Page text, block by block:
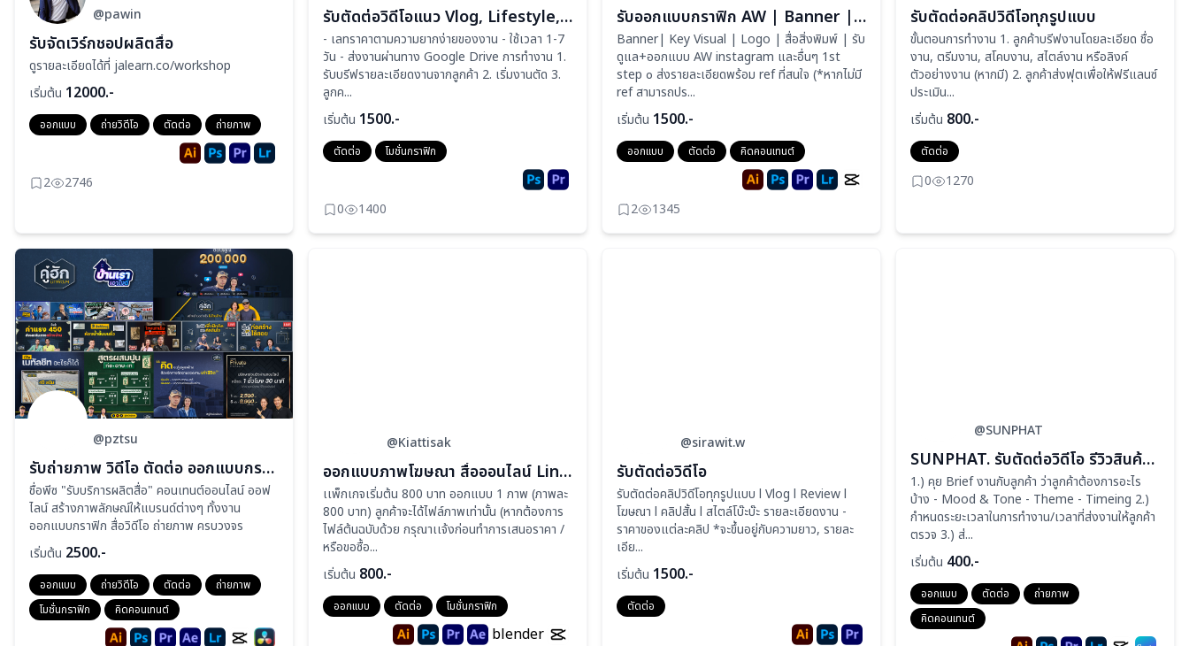
@pawin
รับจัดเวิร์กชอปผลิตสื่อ
ดูรายละเอียดได้ที่ jalearn.co/workshop
เริ่มต้น 12000.-
ออกแบบ ถ่ายวิดีโอ ตัดต่อ ถ่ายภาพ
2 2746
รับตัดต่อวิดีโอแนว Vlog, Lifestyle, Interview, Tiktok/Reels
- เลทราคาตามความยากง่ายของงาน - ใช้เวลา 1-7
วัน - ส่งงานผ่านทาง Google Drive การทำงาน 1.
รับบรีฟรายละเอียดงานจากลูกค้า 2. เริ่มงานตัด 3.
ลูกค...
เริ่มต้น 1500.-
ตัดต่อ โมชั่นกราฟิก
0 1400
รับออกแบบกราฟิก AW | Banner | สื่อสิ่งพิมพ์ | Key Visual
Banner| Key Visual | Logo | สื่อสิ่งพิมพ์ | รับ
ดูแล+ออกแบบ AW instagram และอื่นๆ 1st
step ๐ ส่งรายละเอียดพร้อม ref ที่สนใจ (*หากไม่มี
ref สามารถปร...
เริ่มต้น 1500.-
ออกแบบ ตัดต่อ คิดคอนเทนต์
2 1345
รับตัดต่อคลิปวิดีโอทุกรูปแบบ
ขั้นตอนการทำงาน 1. ลูกค้าบรีฟงานโดยละเอียด ชื่อ
งาน, ตรีมงาน, สโคบงาน, สไตล์งาน หรือลิงค์
ตัวอย่างงาน (หากมี) 2. ลูกค้าส่งฟุตเพื่อให้ฟรีแลนซ์
ประเมิน...
เริ่มต้น 800.-
ตัดต่อ
0 1270
@pztsu
รับถ่ายภาพ วิดีโอ ตัดต่อ ออกแบบกราฟิก
ชื่อพีซ "รับบริการผลิตสื่อ" คอนเทนต์ออนไลน์ ออฟ
ไลน์ สร้างภาพลักษณ์ให้แบรนด์ต่างๆ ทั้งงาน
ออกแบบกราฟิก สื่อวิดีโอ ถ่ายภาพ ครบวงจร
เริ่มต้น 2500.-
ออกแบบ ถ่ายวิดีโอ ตัดต่อ
ถ่ายภาพ
โมชั่นกราฟิก
คิดคอนเทนต์
@Kiattisak
ออกแบบภาพโฆษณา สื่อออนไลน์ Line/FB/IG
เเพ็กเกจเริ่มต้น 800 บาท ออกแบบ 1 ภาพ (ภาพละ
800 บาท) ลูกค้าจะได้ไฟล์ภาพเท่านั้น (หากต้องการ
ไฟล์ต้นฉบับด้วย กรุณาเเจ้งก่อนทำการเสนอราคา /
หรือขอซื้อ...
เริ่มต้น 800.-
ออกแบบ ตัดต่อ โมชั่นกราฟิก
blender
@sirawit.w
รับตัดต่อวิดีโอ
รับตัดต่อคลิปวิดีโอทุกรูปแบบ l Vlog l Review l
โฆษณา l คลิปสั้น l สไตล์โบ๊ะบ๊ะ รายละเอียดงาน -
ราคาของแต่ละคลิป *จะขึ้นอยู่กับความยาว, รายละ
เอีย...
เริ่มต้น 1500.-
ตัดต่อ
@SUNPHAT
SUNPHAT. รับตัดต่อวิดีโอ รีวิวสินค้าและอื่นๆ (ไม่เกิน 3 นาที)
1.) คุย Brief งานกับลูกค้า ว่าลูกค้าต้องการอะไร
บ้าง - Mood & Tone - Theme - Timeing 2.)
กำหนดระยะเวลาในการทำงาน/เวลาที่ส่งงานให้ลูกค้า
ตรวจ 3.) ส่...
เริ่มต้น 400.-
ออกแบบ ตัดต่อ
ถ่ายภาพ
คิดคอนเทนต์